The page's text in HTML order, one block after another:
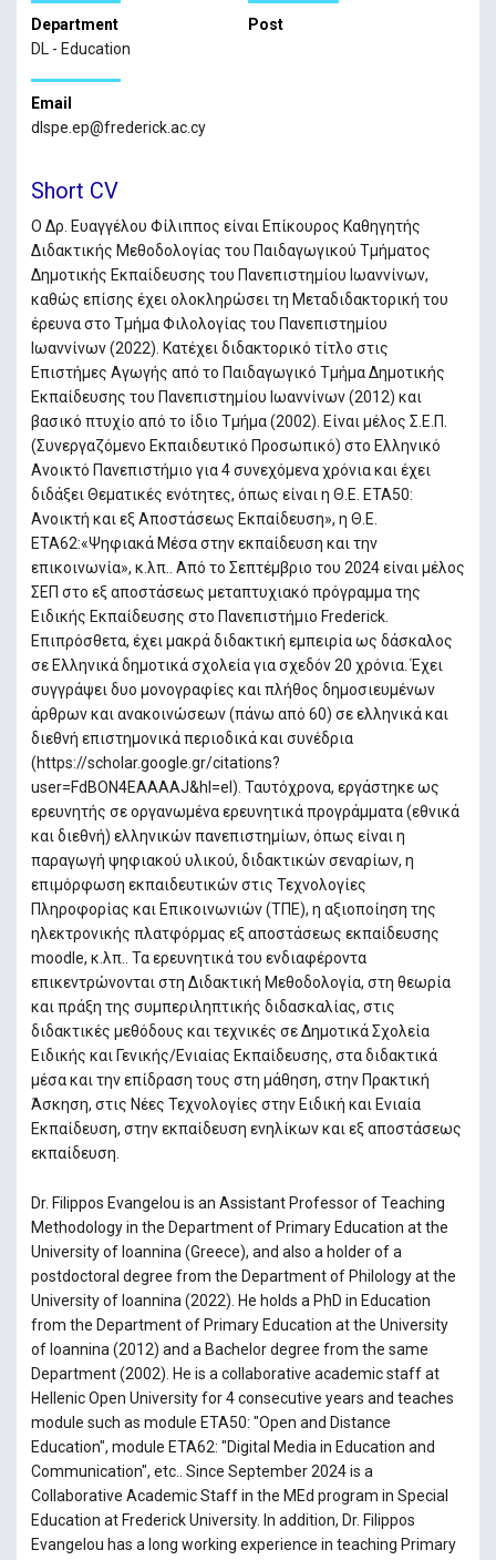
Department
DL - Education
Post
Email
dlspe.ep@frederick.ac.cy
Short CV
Ο Δρ. Ευαγγέλου Φίλιππος είναι Επίκουρος Καθηγητής
Διδακτικής Μεθοδολογίας του Παιδαγωγικού Τμήματος
Δημοτικής Εκπαίδευσης του Πανεπιστημίου Ιωαννίνων,
καθώς επίσης έχει ολοκληρώσει τη Μεταδιδακτορική του
έρευνα στο Τμήμα Φιλολογίας του Πανεπιστημίου
Ιωαννίνων (2022). Κατέχει διδακτορικό τίτλο στις
Επιστήμες Αγωγής από το Παιδαγωγικό Τμήμα Δημοτικής
Εκπαίδευσης του Πανεπιστημίου Ιωαννίνων (2012) και
βασικό πτυχίο από το ίδιο Τμήμα (2002). Είναι μέλος Σ.Ε.Π.
(Συνεργαζόμενο Εκπαιδευτικό Προσωπικό) στο Ελληνικό
Ανοικτό Πανεπιστήμιο για 4 συνεχόμενα χρόνια και έχει
διδάξει Θεματικές ενότητες, όπως είναι η Θ.Ε. ΕΤΑ50:
Ανοικτή και εξ Αποστάσεως Εκπαίδευση», η Θ.Ε.
ΕΤΑ62:«Ψηφιακά Μέσα στην εκπαίδευση και την
επικοινωνία», κ.λπ.. Από το Σεπτέμβριο του 2024 είναι μέλος
ΣΕΠ στο εξ αποστάσεως μεταπτυχιακό πρόγραμμα της
Ειδικής Εκπαίδευσης στο Πανεπιστήμιο Frederick.
Επιπρόσθετα, έχει μακρά διδακτική εμπειρία ως δάσκαλος
σε Ελληνικά δημοτικά σχολεία για σχεδόν 20 χρόνια. Έχει
συγγράψει δυο μονογραφίες και πλήθος δημοσιευμένων
άρθρων και ανακοινώσεων (πάνω από 60) σε ελληνικά και
διεθνή επιστημονικά περιοδικά και συνέδρια
(https://scholar.google.gr/citations?
user=FdBON4EAAAAJ&hl=el). Ταυτόχρονα, εργάστηκε ως
ερευνητής σε οργανωμένα ερευνητικά προγράμματα (εθνικά
και διεθνή) ελληνικών πανεπιστημίων, όπως είναι η
παραγωγή ψηφιακού υλικού, διδακτικών σεναρίων, η
επιμόρφωση εκπαιδευτικών στις Τεχνολογίες
Πληροφορίας και Επικοινωνιών (ΤΠΕ), η αξιοποίηση της
ηλεκτρονικής πλατφόρμας εξ αποστάσεως εκπαίδευσης
moodle, κ.λπ.. Τα ερευνητικά του ενδιαφέροντα
επικεντρώνονται στη Διδακτική Μεθοδολογία, στη θεωρία
και πράξη της συμπεριληπτικής διδασκαλίας, στις
διδακτικές μεθόδους και τεχνικές σε Δημοτικά Σχολεία
Ειδικής και Γενικής/Ενιαίας Εκπαίδευσης, στα διδακτικά
μέσα και την επίδραση τους στη μάθηση, στην Πρακτική
Άσκηση, στις Νέες Τεχνολογίες στην Ειδική και Ενιαία
Εκπαίδευση, στην εκπαίδευση ενηλίκων και εξ αποστάσεως
εκπαίδευση.
Dr. Filippos Evangelou is an Assistant Professor of Teaching
Methodology in the Department of Primary Education at the
University of Ioannina (Greece), and also a holder of a
postdoctoral degree from the Department of Philology at the
University of Ioannina (2022). Ηe holds a PhD in Education
from the Department of Primary Education at the University
of Ioannina (2012) and a Bachelor degree from the same
Department (2002). Ηe is a collaborative academic staff at
Hellenic Open University for 4 consecutive years and teaches
module such as module ETA50: "Open and Distance
Education", module ETA62: "Digital Media in Education and
Communication", etc.. Since September 2024 is a
Collaborative Academic Staff in the MEd program in Special
Education at Frederick University. In addition, Dr. Filippos
Evangelou has a long working experience in teaching Primary